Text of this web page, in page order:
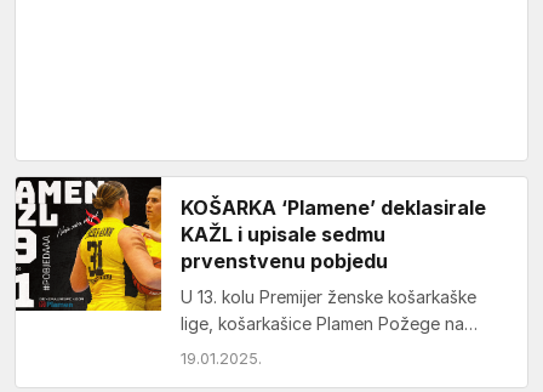
KOŠARKA ‘Plamene’ deklasirale
KAŽL i upisale sedmu
prvenstvenu pobjedu
U 13. kolu Premijer ženske košarkaške
lige, košarkašice Plamen Požege na
domaćem su terenu dočekale i uvjerljivo
19.01.2025.